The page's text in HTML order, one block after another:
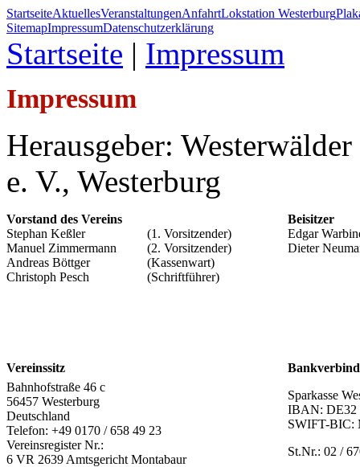
StartseiteAktuellesVeranstaltungenAnfahrtLokstation Westerburg
SitemapImpressumDatenschutzerklärung
Startseite | Impressum
Impressum
Herausgeber:
e. V., Westerburg
Vorstand des Vereins
Beisitzer
Stephan Keßler
(1. Vorsitzender)
Edgar
Manuel Zimmermann
(2. Vorsitzender)
Dieter
Andreas Böttger
(Kassenwart)
Christoph Pesch
(Schriftführer)
Vereinssitz
Bahnhofstraße 46 c
56457 Westerburg
Deutschland
Telefon: +49 0170 / 658 49 23
Vereinsregister Nr.:
6 VR 2639 Amtsgericht Montabaur
Sparkasse
IBAN: DE32
SWIFT-
St.Nr.: 02 /